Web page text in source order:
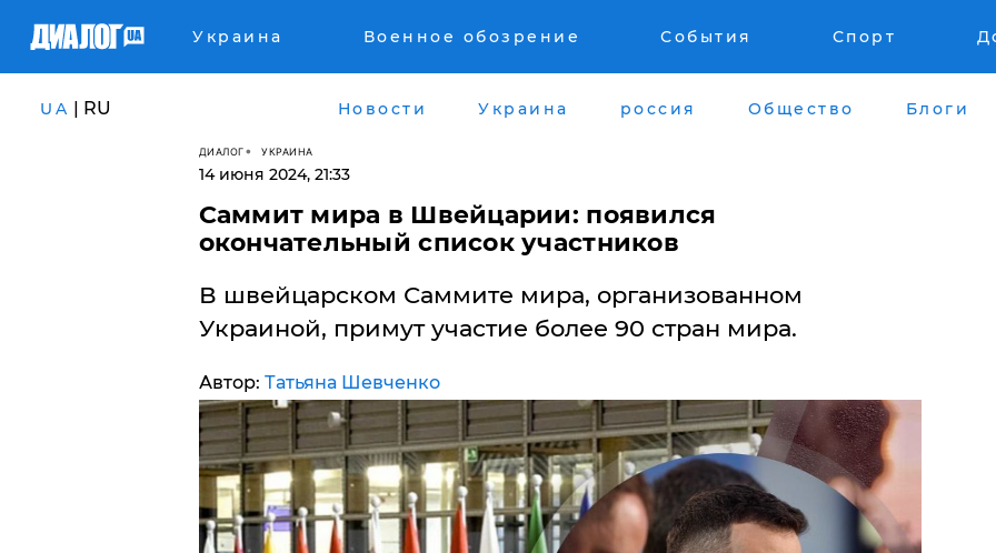
Украина Военное обозрение События Спорт
UA | RU Новости Украина россия Общество Блоги
ДИАЛОГ УКРАИНА
14 июня 2024, 21:33
​Саммит мира в Швейцарии: появился
окончательный список участников
В швейцарском Саммите мира, организованном
Украиной, примут участие более 90 стран мира.
Автор: Татьяна Шевченко